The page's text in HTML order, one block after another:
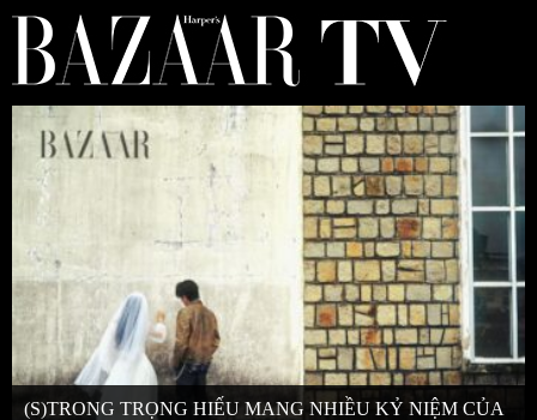
(S)TRONG TRỌNG HIẾU MANG NHIỀU KỶ NIỆM CỦA